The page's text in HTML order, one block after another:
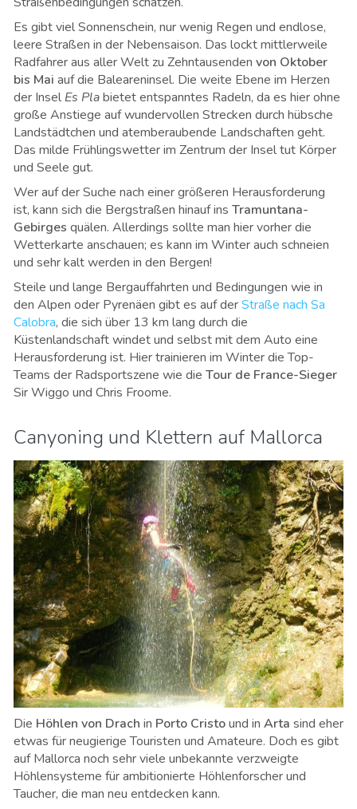
Es gibt viel Sonnenschein, nur wenig Regen und endlose,
leere Straßen in der Nebensaison. Das lockt mittlerweile
Radfahrer aus aller Welt zu Zehntausenden von Oktober
bis Mai auf die Baleareninsel. Die weite Ebene im Herzen
der Insel Es Plabietet entspanntes Radeln, da es hier ohne
große Anstiege auf wundervollen Strecken durch hübsche
Landstädtchen und atemberaubende Landschaften geht.
Das milde Frühlingswetter im Zentrum der Insel tut Körper
und Seele gut.
Wer auf der Suche nach einer größeren Herausforderung
ist, kann sich die Bergstraßen hinauf ins Tramuntana-
Gebirges quälen. Allerdings sollte man hier vorher die
Wetterkarte anschauen; es kann im Winter auch schneien
und sehr kalt werden in den Bergen!
Steile und lange Bergauffahrten und Bedingungen wie in
den Alpen oder Pyrenäen gibt es auf derStraße nach Sa
Calobra, die sich über 13 km lang durch die
Küstenlandschaft windet und selbst mit dem Auto eine
Herausforderung ist. Hier trainieren im Winter die Top-
Teams der Radsportszene wie die Tour de France-Sieger
Sir Wiggo und Chris Froome.
Canyoning und Klettern auf Mallorca
Die Höhlen von Drach in Porto Cristound in Arta sind eher
etwas für neugierige Touristen und Amateure. Doch es gibt
auf Mallorca noch sehr viele unbekannte verzweigte
Höhlensysteme für ambitionierte Höhlenforscher und
Taucher, die man neu entdecken kann.